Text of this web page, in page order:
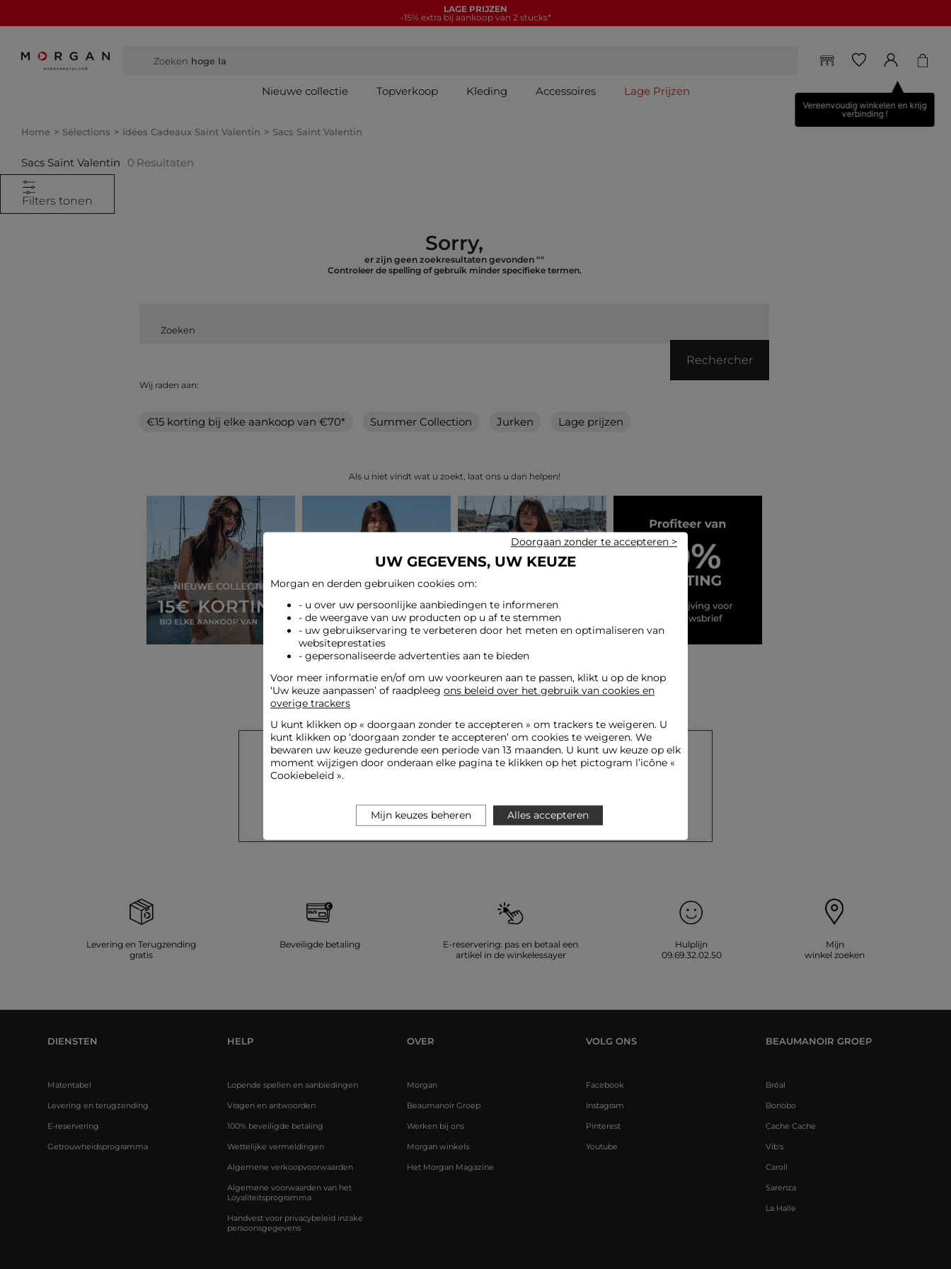
LAGE PRIJZEN
-15% extra bij aankoop van 2 stucks*
Zoeken hoge laarze
Vereenvoudig winkelen en krijg
verbinding !
Nieuwe collectie Topverkoop Kleding Accessoires Lage Prijzen
Home Sélections Idées Cadeaux Saint Valentin Sacs Saint Valentin
Sacs Saint Valentin 0 Resultaten
Filters tonen
Sorry,
er zijn geen zoekresultaten gevonden ""
Controleer de spelling of gebruik minder specifieke termen.
Rechercher
Wij raden aan:
€15 korting bij elke aankoop van €70* Summer Collection Jurken Lage prijzen
Als u niet vindt wat u zoekt, laat ons u dan helpen!
Schrijf u in op onze nieuwsbrief en ontvang onze speciale aanbiedingen
Uw e-mailadres Versturen
Levering en Terugzending
gratis
Beveiligde betaling
E-reservering: pas en betaal een
artikel in de winkelessayer
Hulplijn
09.69.32.02.50
Mijn
winkel zoeken
DIENSTEN
Matentabel
Levering en terugzending
E-reservering
Getrouwheidsprogramma
HELP
Lopende spellen en aanbiedingen
Vragen en antwoorden
100% beveiligde betaling
Wettelijke vermeldingen
Algemene verkoopvoorwaarden
Algemene voorwaarden van het
Loyaliteitsprogramma
Handvest voor privacybeleid inzake
persoonsgegevens
OVER
Morgan
Beaumanoir Groep
Werken bij ons
Morgan winkels
Het Morgan Magazine
VOLG ONS
Facebook
Instagram
Pinterest
Youtube
BEAUMANOIR GROEP
Bréal
Bonobo
Cache Cache
Vib's
Caroll
Sarenza
La Halle
UW GEGEVENS, UW KEUZE
Morgan en derden gebruiken cookies om:
- u over uw persoonlijke aanbiedingen te informeren
- de weergave van uw producten op u af te stemmen
- uw gebruikservaring te verbeteren door het meten en optimaliseren van
websiteprestaties
- gepersonaliseerde advertenties aan te bieden
Voor meer informatie en/of om uw voorkeuren aan te passen, klikt u op de knop
‘Uw keuze aanpassen’ of raadpleeg ons beleid over het gebruik van cookies en
overige trackers
U kunt klikken op « doorgaan zonder te accepteren » om trackers te weigeren. U
kunt klikken op ‘doorgaan zonder te accepteren’ om cookies te weigeren. We
bewaren uw keuze gedurende een periode van 13 maanden. U kunt uw keuze op elk
moment wijzigen door onderaan elke pagina te klikken op het pictogram l’icône «
Cookiebeleid ».
Mijn keuzes beheren
Doorgaan zonder te accepteren >
Alles accepteren